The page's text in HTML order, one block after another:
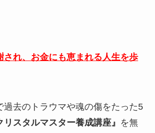
され、お金にも恵まれる人生を歩
過去のトラウマや魂の傷をたった5
リスタルマスター養成講座』 を無